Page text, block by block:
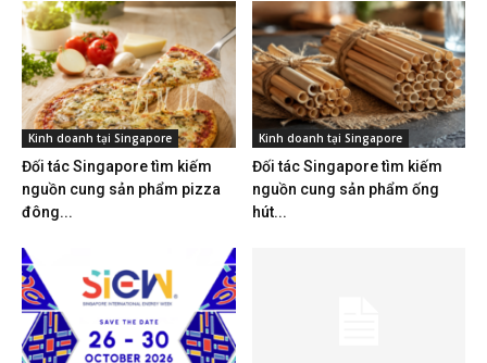
Kinh doanh tại Singapore
Đối tác Singapore tìm kiếm
nguồn cung sản phẩm pizza
đông...
Kinh doanh tại Singapore
Đối tác Singapore tìm kiếm
nguồn cung sản phẩm ống
hút...